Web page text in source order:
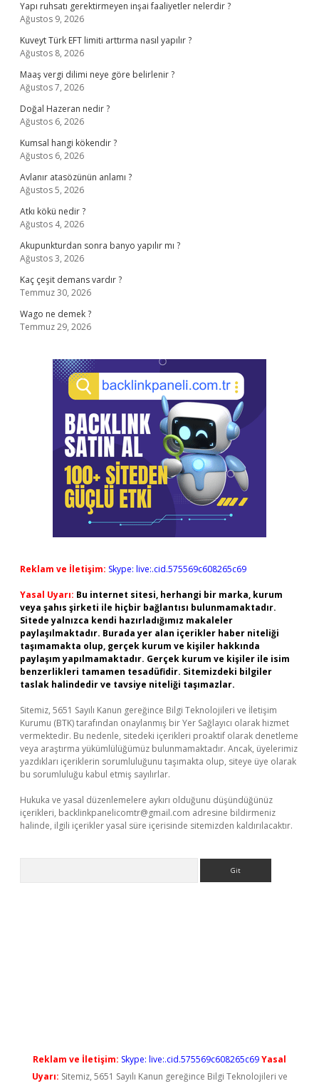
Yapı ruhsatı gerektirmeyen inşai faaliyetler nelerdir ?
Ağustos 9, 2026
Kuveyt Türk EFT limiti arttırma nasıl yapılır ?
Ağustos 8, 2026
Maaş vergi dilimi neye göre belirlenir ?
Ağustos 7, 2026
Doğal Hazeran nedir ?
Ağustos 6, 2026
Kumsal hangi kökendir ?
Ağustos 6, 2026
Avlanır atasözünün anlamı ?
Ağustos 5, 2026
Atkı kökü nedir ?
Ağustos 4, 2026
Akupunkturdan sonra banyo yapılır mı ?
Ağustos 3, 2026
Kaç çeşit demans vardır ?
Temmuz 30, 2026
Wago ne demek ?
Temmuz 29, 2026
Reklam ve İletişim: Skype: live:.cid.575569c608265c69
Yasal Uyarı: Bu internet sitesi, herhangi bir marka, kurum
veya şahıs şirketi ile hiçbir bağlantısı bulunmamaktadır.
Sitede yalnızca kendi hazırladığımız makaleler
paylaşılmaktadır. Burada yer alan içerikler haber niteliği
taşımamakta olup, gerçek kurum ve kişiler hakkında
paylaşım yapılmamaktadır. Gerçek kurum ve kişiler ile isim
benzerlikleri tamamen tesadüfidir. Sitemizdeki bilgiler
taslak halindedir ve tavsiye niteliği taşımazlar.
Sitemiz, 5651 Sayılı Kanun gereğince Bilgi Teknolojileri ve İletişim
Kurumu (BTK) tarafından onaylanmış bir Yer Sağlayıcı olarak hizmet
vermektedir. Bu nedenle, sitedeki içerikleri proaktif olarak denetleme
veya araştırma yükümlülüğümüz bulunmamaktadır. Ancak, üyelerimiz
yazdıkları içeriklerin sorumluluğunu taşımakta olup, siteye üye olarak
bu sorumluluğu kabul etmiş sayılırlar.
Hukuka ve yasal düzenlemelere aykırı olduğunu düşündüğünüz
içerikleri, backlinkpanelicomtr@gmail.com adresine bildirmeniz
halinde, ilgili içerikler yasal süre içerisinde sitemizden kaldırılacaktır.
Reklam ve İletişim: Skype: live:.cid.575569c608265c69Yasal
Uyarı: Sitemiz, 5651 Sayılı Kanun gereğince Bilgi Teknolojileri ve